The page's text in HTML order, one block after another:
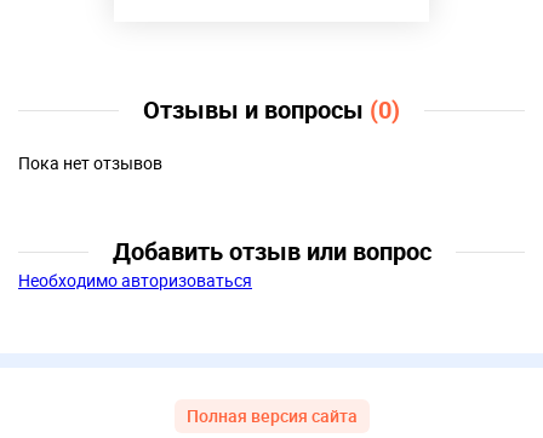
Отзывы и вопросы (0)
Пока нет отзывов
Добавить отзыв или вопрос
Необходимо авторизоваться
Полная версия сайта